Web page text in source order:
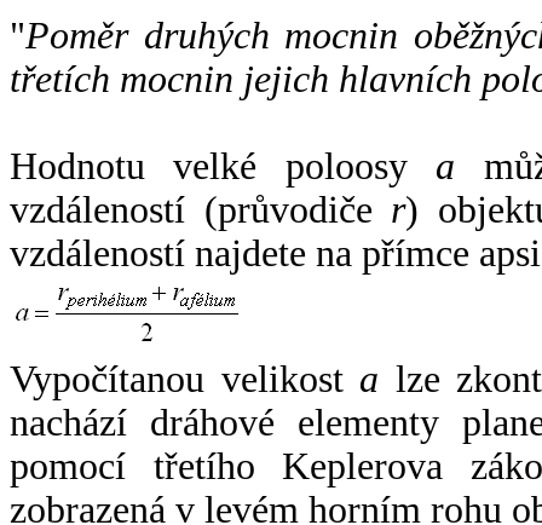
"Poměr druhých mocnin
třetích mocnin jejich hlavních
Hodnotu velké poloosy a
vzdáleností (průvodiče r)
vzdáleností najdete na přímce
Vypočítanou velikost a lze
nachází dráhové elementy
pomocí třetího Keplerova
zobrazená v levém horním rohu